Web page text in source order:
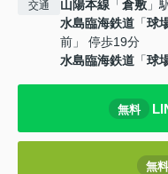
交通 山陽本線 「倉敷 」
水島臨海鉄道 「球
前」 停歩19分
水島臨海鉄道 「球
無料
無料